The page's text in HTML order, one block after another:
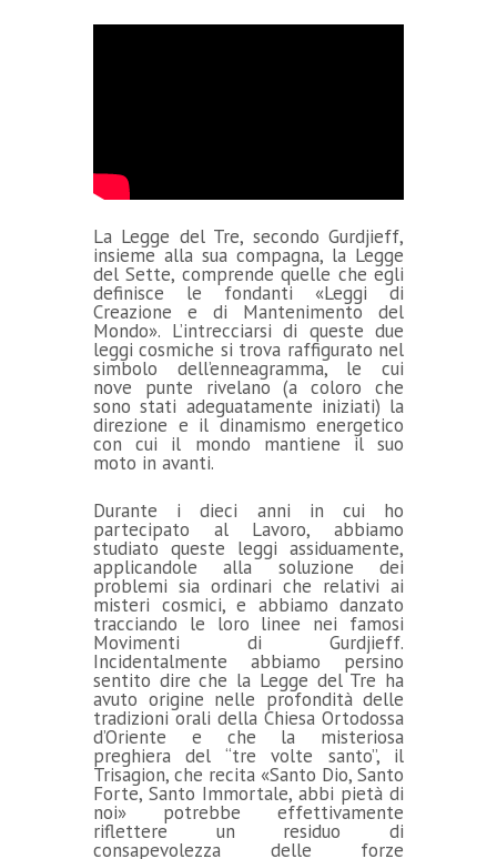
La Legge del Tre, secondo Gurdjieff,
insieme alla sua compagna, la Legge
del Sette, comprende quelle che egli
definisce le fondanti «Leggi di
Creazione e di Mantenimento del
Mondo». L’intrecciarsi di queste due
leggi cosmiche si trova raffigurato nel
simbolo dell’enneagramma, le cui
nove punte rivelano (a coloro che
sono stati adeguatamente iniziati) la
direzione e il dinamismo energetico
con cui il mondo mantiene il suo
moto in avanti.
Durante i dieci anni in cui ho
partecipato al Lavoro, abbiamo
studiato queste leggi assiduamente,
applicandole alla soluzione dei
problemi sia ordinari che relativi ai
misteri cosmici, e abbiamo danzato
tracciando le loro linee nei famosi
Movimenti di Gurdjieff.
Incidentalmente abbiamo persino
sentito dire che la Legge del Tre ha
avuto origine nelle profondità delle
tradizioni orali della Chiesa Ortodossa
d’Oriente e che la misteriosa
preghiera del “tre volte santo”, il
Trisagion, che recita «Santo Dio, Santo
Forte, Santo Immortale, abbi pietà di
noi» potrebbe effettivamente
riflettere un residuo di
consapevolezza delle forze